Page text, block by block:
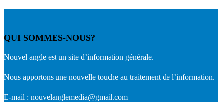
QUI SOMMES-NOUS?
Nouvel angle est un site d’information générale.
Nous apportons une nouvelle touche au traitement de l’information.
E-mail : nouvelanglemedia@gmail.com